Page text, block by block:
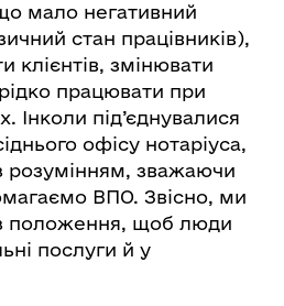
мало негативний
стан працівників),
клієнтів, змінювати
працювати при
Інколи під’єднувалися
офісу нотаріуса,
розумінням, зважаючи
ВПО. Звісно, ми
положення, щоб люди
послуги й у